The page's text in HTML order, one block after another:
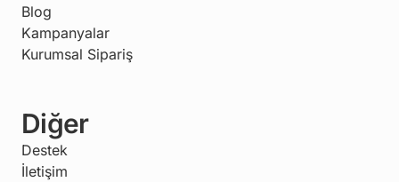
Blog
Kampanyalar
Kurumsal Sipariş
Diğer
Destek
İletişim